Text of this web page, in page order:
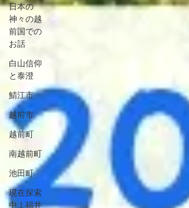
日本の
神々の越
前国での
お話
白山信仰
と泰澄
鯖江市
越前市
越前町
南越前町
池田町
現在探索
中！福井